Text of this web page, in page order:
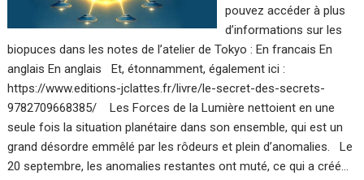
pouvez accéder à plus
d’informations sur les
biopuces dans les notes de l’atelier de Tokyo : En francais En
anglais En anglais Et, étonnamment, également ici :
https://www.editions-jclattes.fr/livre/le-secret-des-secrets-
9782709668385/ Les Forces de la Lumière nettoient en une
seule fois la situation planétaire dans son ensemble, qui est un
grand désordre emmêlé par les rôdeurs et plein d’anomalies. Le
20 septembre, les anomalies restantes ont muté, ce qui a créé…